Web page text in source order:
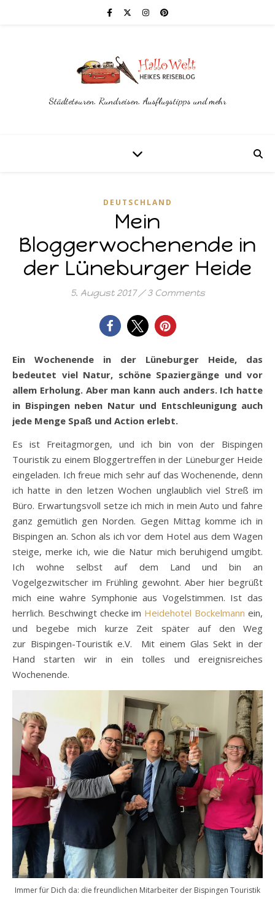
Städtetouren, Rundreisen, Ausflugstipps und mehr
DEUTSCHLAND
Mein
Bloggerwochenende in
der Lüneburger Heide
5. August 2017 / 3 Comments
Ein Wochenende in der Lüneburger Heide, das
bedeutet viel Natur, schöne Spaziergänge und vor
allem Erholung. Aber man kann auch anders. Ich hatte
in Bispingen neben Natur und Entschleunigung auch
jede Menge Spaß und Action erlebt.
Es ist Freitagmorgen, und ich bin von der Bispingen
Touristik zu einem Bloggertreffen in der Lüneburger Heide
eingeladen. Ich freue mich sehr auf das Wochenende, denn
ich hatte in den letzen Wochen unglaublich viel Streß im
Büro. Erwartungsvoll setze ich mich in mein Auto und fahre
ganz gemütlich gen Norden. Gegen Mittag komme ich in
Bispingen an. Schon als ich vor dem Hotel aus dem Wagen
steige, merke ich, wie die Natur mich beruhigend umgibt.
Ich wohne selbst auf dem Land und bin an
Vogelgezwitscher im Frühling gewohnt. Aber hier begrüßt
mich eine wahre Symphonie aus Vogelstimmen. Ist das
herrlich. Beschwingt checke im Heidehotel Bockelmann ein,
und begebe mich kurze Zeit später auf den Weg
zur Bispingen-Touristik e.V. Mit einem Glas Sekt in der
Hand starten wir in ein tolles und ereignisreiches
Wochenende.
Immer für Dich da: die freundlichen Mitarbeiter der Bispingen Touristik